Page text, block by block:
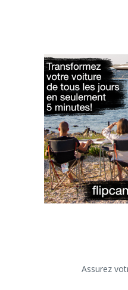
Assurez